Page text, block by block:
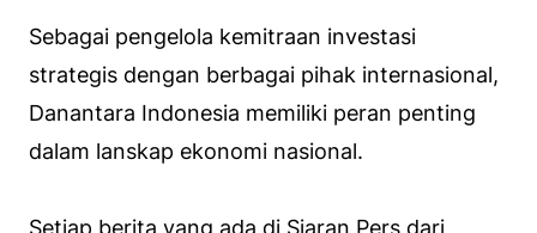
Sebagai pengelola kemitraan investasi
strategis dengan berbagai pihak internasional,
Danantara Indonesia memiliki peran penting
dalam lanskap ekonomi nasional.
Setiap berita yang ada di Siaran Pers dari